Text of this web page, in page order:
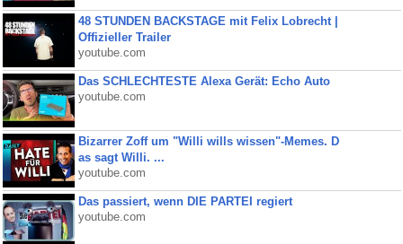
48 STUNDEN BACKSTAGE mit Felix Lobrecht |
Offizieller Trailer
youtube.com
Das SCHLECHTESTE Alexa Gerät: Echo Auto
youtube.com
Bizarrer Zoff um "Willi wills wissen"-Memes. D
as sagt Willi. ...
youtube.com
Das passiert, wenn DIE PARTEI regiert
youtube.com